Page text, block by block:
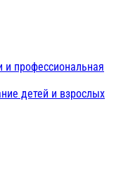
профессиональная
детей и взрослых